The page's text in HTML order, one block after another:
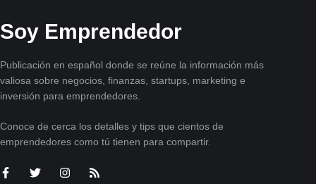
Soy Emprendedor
Publicación en español donde se reúne la información más
valiosa sobre negocios, finanzas, startups, marketing e
inversión para emprendedores.
Conoce de cerca los detalles y tips que cientos de
emprendedores como tú tienen para compartir.